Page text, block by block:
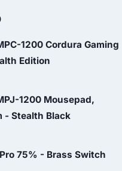
1200 Cordura Gaming
Edition
1200 Mousepad,
- Stealth Black
75% - Brass Switch